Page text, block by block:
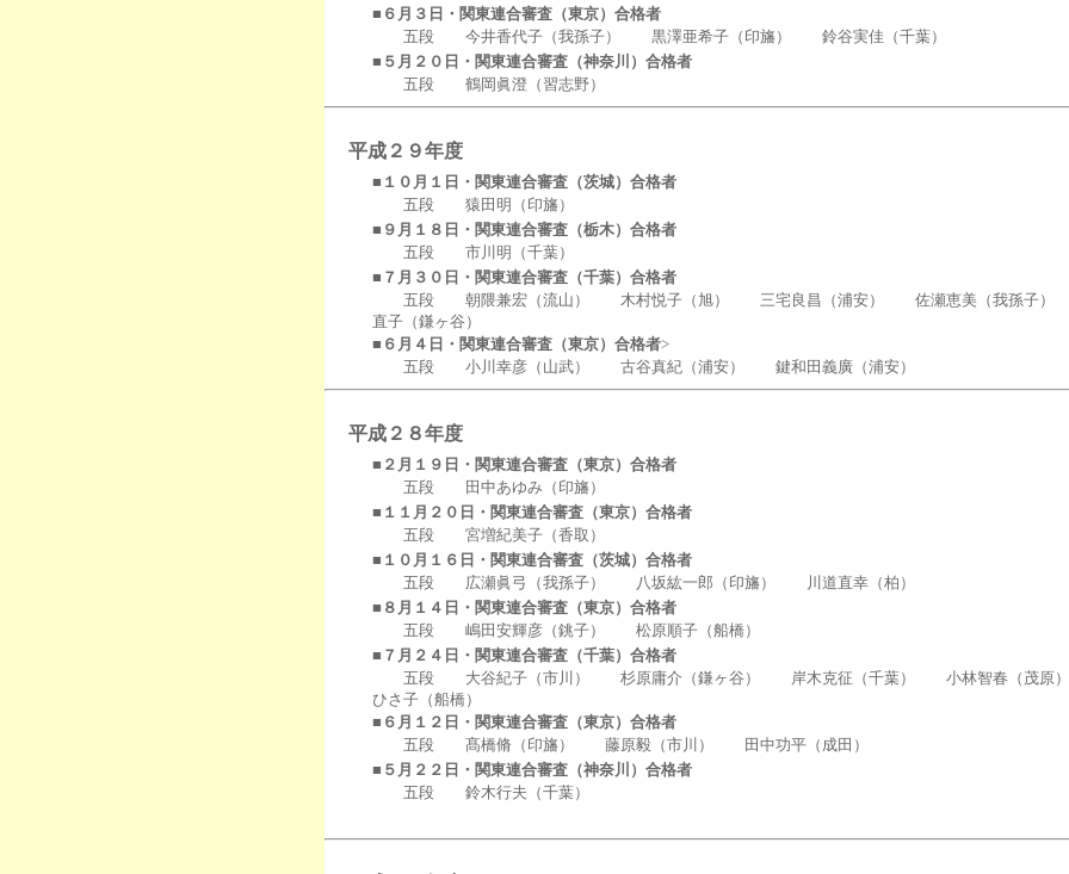
■６月３日・関東連合審査（東京）合格者
五段 今井香代子（我孫子） 黒澤亜希子（印旛） 鈴谷実佳（千葉）
■５月２０日・関東連合審査（神奈川）合格者
五段 鶴岡眞澄（習志野）
平成２９年度
■１０月１日・関東連合審査（茨城）合格者
五段 猿田明（印旛）
■９月１８日・関東連合審査（栃木）合格者
五段 市川明（千葉）
■７月３０日・関東連合審査（千葉）合格者
五段 朝隈兼宏（流山） 木村悦子（旭） 三宅良昌（浦安） 佐瀬恵美（我孫子
直子（鎌ヶ谷）
■６月４日・関東連合審査（東京）合格者>
五段 小川幸彦（山武） 古谷真紀（浦安） 鍵和田義廣（浦安）
平成２８年度
■２月１９日・関東連合審査（東京）合格者
五段 田中あゆみ（印旛）
■１１月２０日・関東連合審査（東京）合格者
五段 宮増紀美子（香取）
■１０月１６日・関東連合審査（茨城）合格者
五段 広瀬眞弓（我孫子） 八坂紘一郎（印旛） 川道直幸（柏）
■８月１４日・関東連合審査（東京）合格者
五段 嶋田安輝彦（銚子） 松原順子（船橋）
■７月２４日・関東連合審査（千葉）合格者
五段 大谷紀子（市川） 杉原庸介（鎌ヶ谷） 岸木克征（千葉） 小林智春（茂
ひさ子（船橋）
■６月１２日・関東連合審査（東京）合格者
五段 髙橋脩（印旛） 藤原毅（市川） 田中功平（成田）
■５月２２日・関東連合審査（神奈川）合格者
五段 鈴木行夫（千葉）